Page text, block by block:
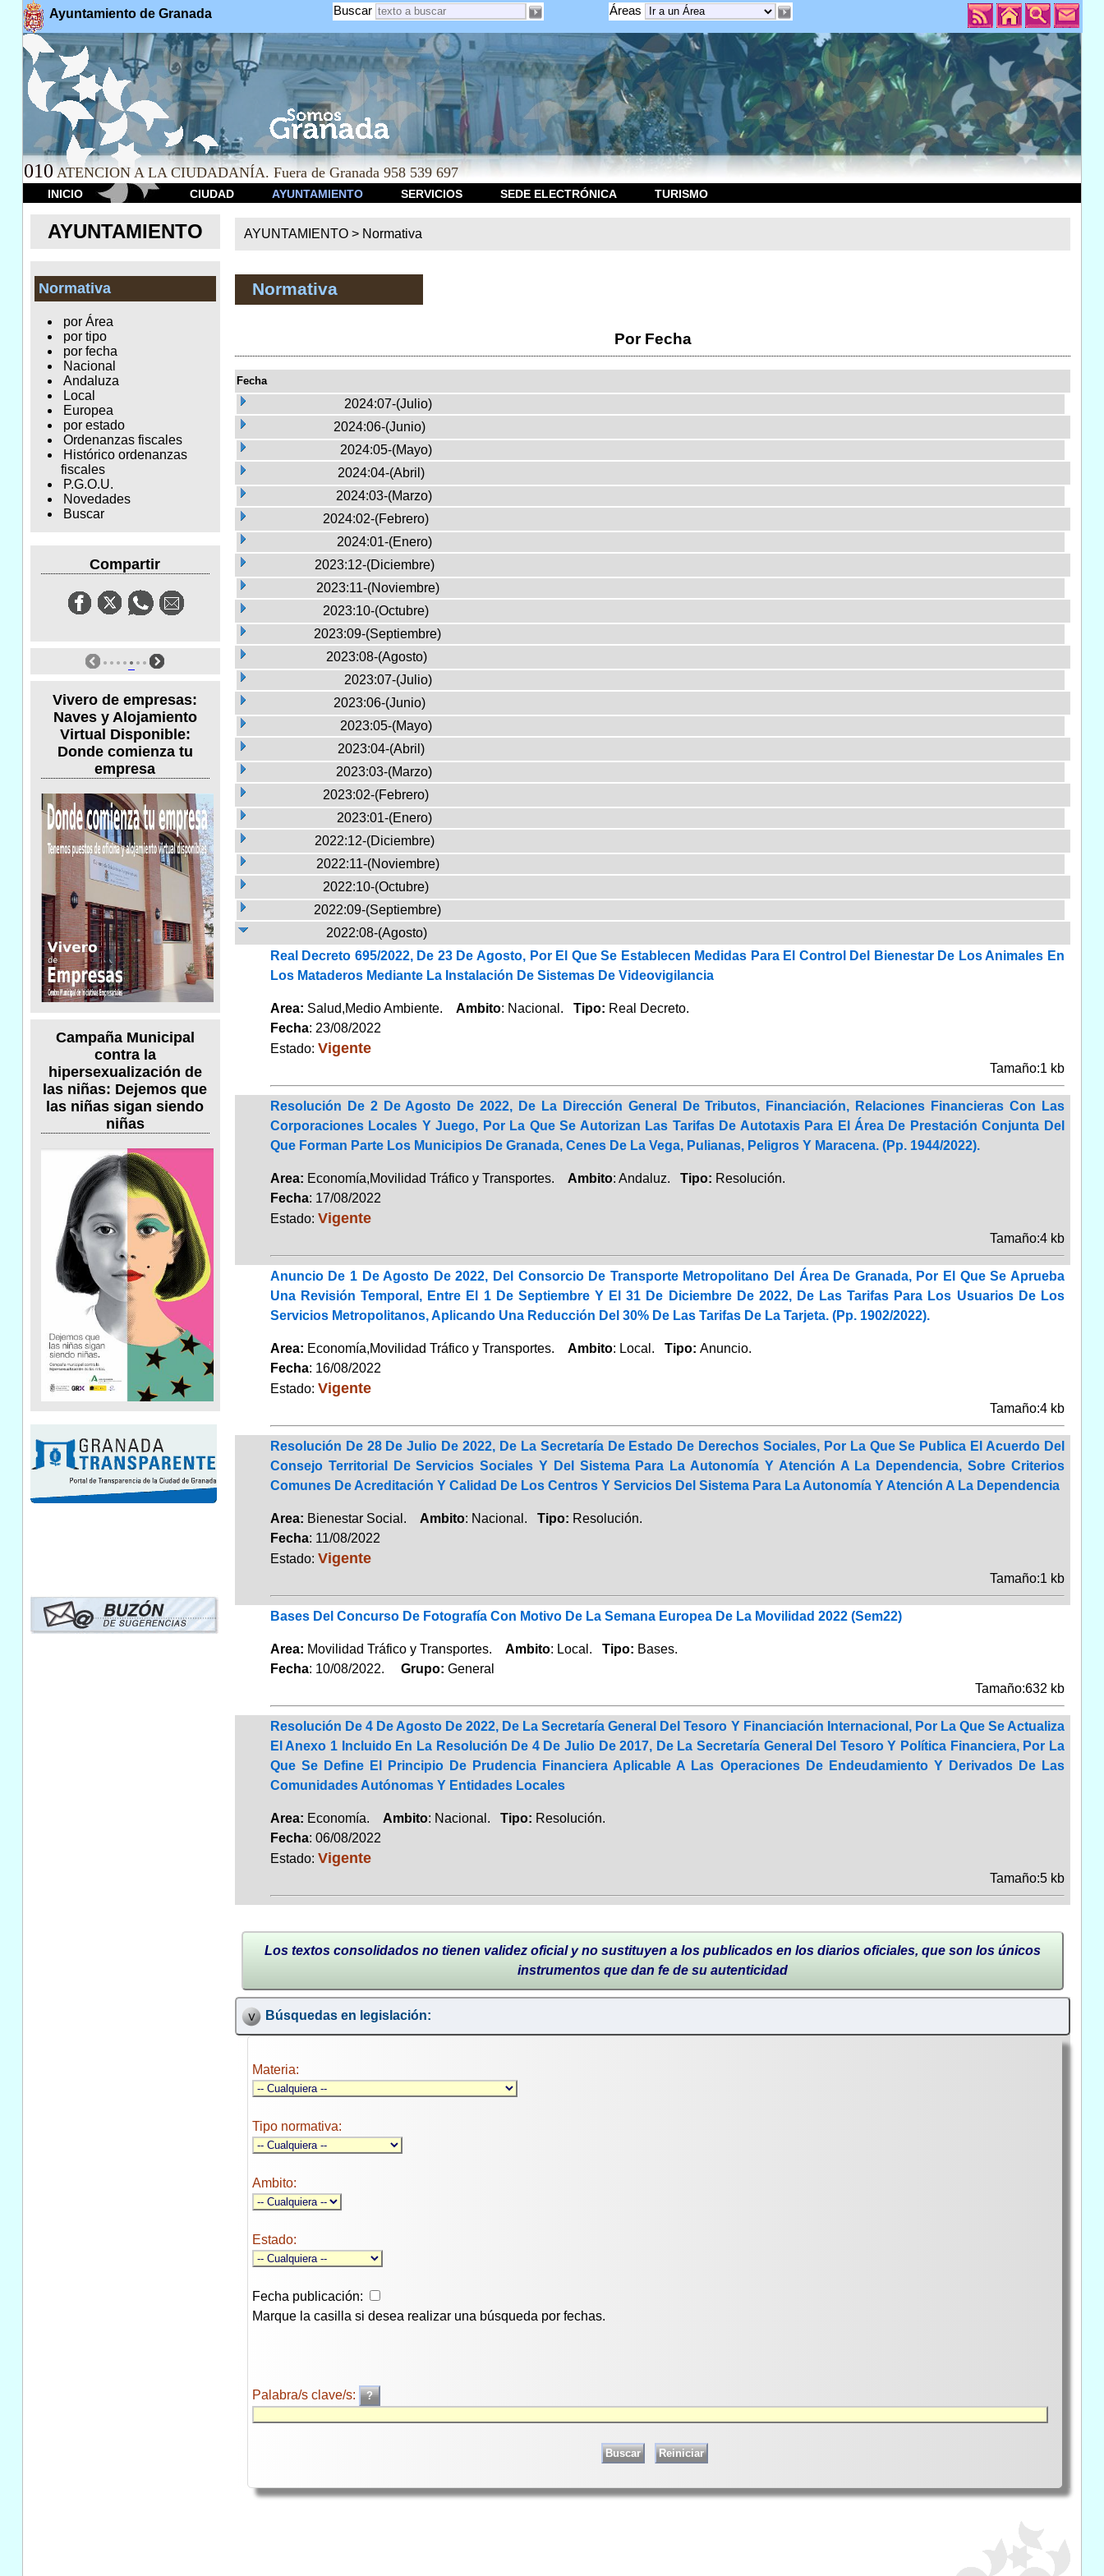
Ayuntamiento de Granada Áreas
Buscar
010 ATENCION A LA CIUDADANÍA. Fuera de Granada 958 539 697
INICIO CIUDAD AYUNTAMIENTO SERVICIOS SEDE ELECTRÓNICA TURISMO
AYUNTAMIENTO
Normativa
por Área
por tipo
por fecha
Nacional
Andaluza
Local
Europea
por estado
Ordenanzas fiscales
Histórico ordenanzas
fiscales
P.G.O.U.
Novedades
Buscar
Compartir
Vivero de empresas:
Naves y Alojamiento
Virtual Disponible:
Donde comienza tu
empresa
Campaña Municipal
contra la
hipersexualización de
las niñas: Dejemos que
las niñas sigan siendo
niñas
AYUNTAMIENTO > Normativa
Normativa
Por Fecha
Fecha
2024:07-(Julio)
2024:06-(Junio)
2024:05-(Mayo)
2024:04-(Abril)
2024:03-(Marzo)
2024:02-(Febrero)
2024:01-(Enero)
2023:12-(Diciembre)
2023:11-(Noviembre)
2023:10-(Octubre)
2023:09-(Septiembre)
2023:08-(Agosto)
2023:07-(Julio)
2023:06-(Junio)
2023:05-(Mayo)
2023:04-(Abril)
2023:03-(Marzo)
2023:02-(Febrero)
2023:01-(Enero)
2022:12-(Diciembre)
2022:11-(Noviembre)
2022:10-(Octubre)
2022:09-(Septiembre)
2022:08-(Agosto)
Real Decreto 695/2022, De 23 De Agosto, Por El Que Se Establecen Medidas Para El Control Del Bienestar De Los Animales En
Los Mataderos Mediante La Instalación De Sistemas De Videovigilancia
Area: Salud,Medio Ambiente. Ambito: Nacional. Tipo: Real Decreto.
Fecha: 23/08/2022
Estado: Vigente
Tamaño:1 kb
Resolución De 2 De Agosto De 2022, De La Dirección General De Tributos, Financiación, Relaciones Financieras Con Las
Corporaciones Locales Y Juego, Por La Que Se Autorizan Las Tarifas De Autotaxis Para El Área De Prestación Conjunta Del
Que Forman Parte Los Municipios De Granada, Cenes De La Vega, Pulianas, Peligros Y Maracena. (Pp. 1944/2022).
Area: Economía,Movilidad Tráfico y Transportes. Ambito: Andaluz. Tipo: Resolución.
Fecha: 17/08/2022
Estado: Vigente
Tamaño:4 kb
Anuncio De 1 De Agosto De 2022, Del Consorcio De Transporte Metropolitano Del Área De Granada, Por El Que Se Aprueba
Una Revisión Temporal, Entre El 1 De Septiembre Y El 31 De Diciembre De 2022, De Las Tarifas Para Los Usuarios De Los
Servicios Metropolitanos, Aplicando Una Reducción Del 30% De Las Tarifas De La Tarjeta. (Pp. 1902/2022).
Area: Economía,Movilidad Tráfico y Transportes. Ambito: Local. Tipo: Anuncio.
Fecha: 16/08/2022
Estado: Vigente
Tamaño:4 kb
Resolución De 28 De Julio De 2022, De La Secretaría De Estado De Derechos Sociales, Por La Que Se Publica El Acuerdo Del
Consejo Territorial De Servicios Sociales Y Del Sistema Para La Autonomía Y Atención A La Dependencia, Sobre Criterios
Comunes De Acreditación Y Calidad De Los Centros Y Servicios Del Sistema Para La Autonomía Y Atención A La Dependencia
Area: Bienestar Social. Ambito: Nacional. Tipo: Resolución.
Fecha: 11/08/2022
Estado: Vigente
Tamaño:1 kb
Bases Del Concurso De Fotografía Con Motivo De La Semana Europea De La Movilidad 2022 (Sem22)
Area: Movilidad Tráfico y Transportes. Ambito: Local. Tipo: Bases.
Fecha: 10/08/2022. Grupo: General
Tamaño:632 kb
Resolución De 4 De Agosto De 2022, De La Secretaría General Del Tesoro Y Financiación Internacional, Por La Que Se Actualiza
El Anexo 1 Incluido En La Resolución De 4 De Julio De 2017, De La Secretaría General Del Tesoro Y Política Financiera, Por La
Que Se Define El Principio De Prudencia Financiera Aplicable A Las Operaciones De Endeudamiento Y Derivados De Las
Comunidades Autónomas Y Entidades Locales
Area: Economía. Ambito: Nacional. Tipo: Resolución.
Fecha: 06/08/2022
Estado: Vigente
Tamaño:5 kb
Los textos consolidados no tienen validez oficial y no sustituyen a los publicados en los diarios oficiales, que son los únicos
instrumentos que dan fe de su autenticidad
Búsquedas en legislación:
Materia:
Tipo normativa:
Ambito:
Estado:
Fecha publicación:
Marque la casilla si desea realizar una búsqueda por fechas.
Palabra/s clave/s: